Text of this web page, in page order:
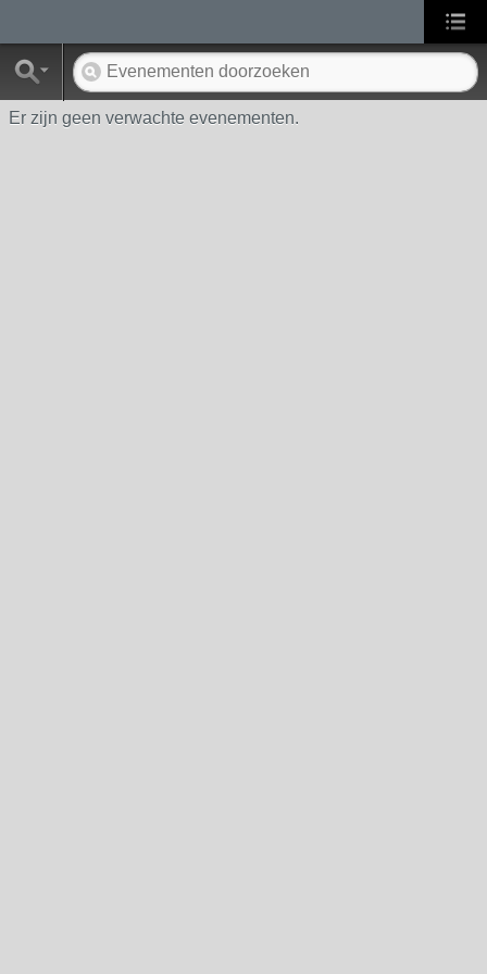
Er zijn geen verwachte evenementen.